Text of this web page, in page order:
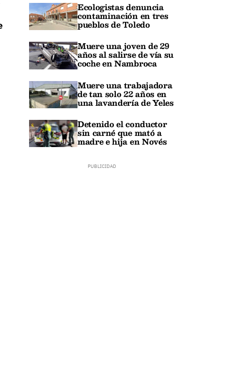
Ecologistas denuncia
contaminación en tres
pueblos de Toledo
Muere una joven de 29
años al salirse de vía su
coche en Nambroca
Muere una trabajadora
de tan solo 22 años en
una lavandería de Yeles
Detenido el conductor
sin carné que mató a
madre e hija en Novés